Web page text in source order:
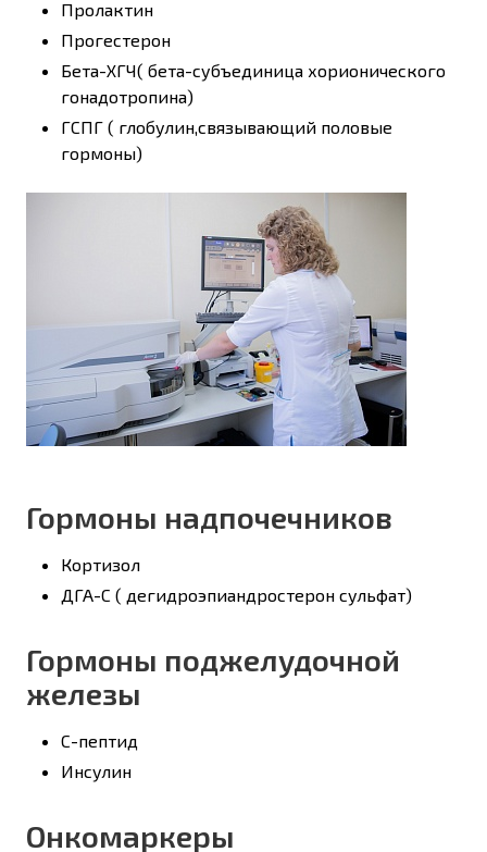
Пролактин
Прогестерон
Бета-ХГЧ( бета-субъединица хорионического
гонадотропина)
ГСПГ ( глобулин,связывающий половые
гормоны)
Гормоны надпочечников
Кортизол
ДГА-С ( дегидроэпиандростерон сульфат)
Гормоны поджелудочной
железы
С-пептид
Инсулин
Онкомаркеры